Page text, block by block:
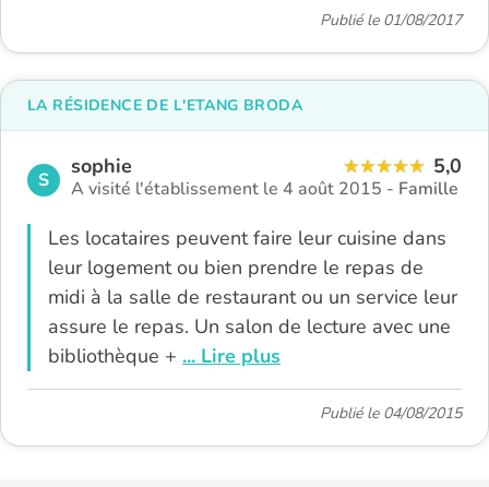
Publié le 01/08/2017
S
sophie 5,0
A visité l'établissement le 4 août 2015 - Famille
Les locataires peuvent faire leur cuisine dans
leur logement ou bien prendre le repas de
midi à la salle de restaurant ou un service leur
assure le repas. Un salon de lecture avec une
bibliothèque + ... Lire plus
LA RÉSIDENCE DE L'ETANG BRODA
Publié le 04/08/2015